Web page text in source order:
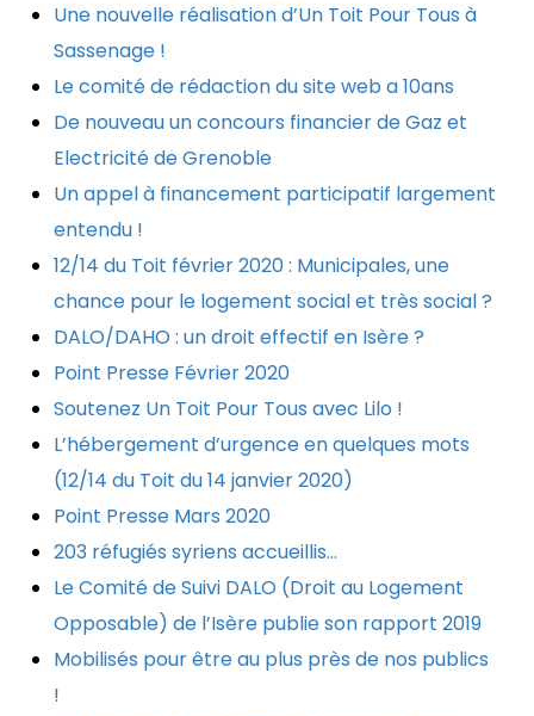
Une nouvelle réalisation d’Un Toit Pour Tous à
Sassenage !
Le comité de rédaction du site web a 10ans
De nouveau un concours financier de Gaz et
Electricité de Grenoble
Un appel à financement participatif largement
entendu !
12/14 du Toit février 2020 : Municipales, une
chance pour le logement social et très social ?
DALO/DAHO : un droit effectif en Isère ?
Point Presse Février 2020
Soutenez Un Toit Pour Tous avec Lilo !
L’hébergement d’urgence en quelques mots
(12/14 du Toit du 14 janvier 2020)
Point Presse Mars 2020
203 réfugiés syriens accueillis…
Le Comité de Suivi DALO (Droit au Logement
Opposable) de l’Isère publie son rapport 2019
Mobilisés pour être au plus près de nos publics
!